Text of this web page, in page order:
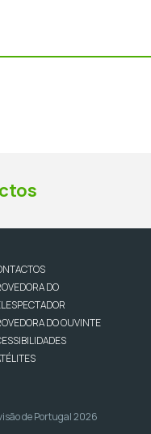
DO
DO OUVINTE
de Portugal 2026